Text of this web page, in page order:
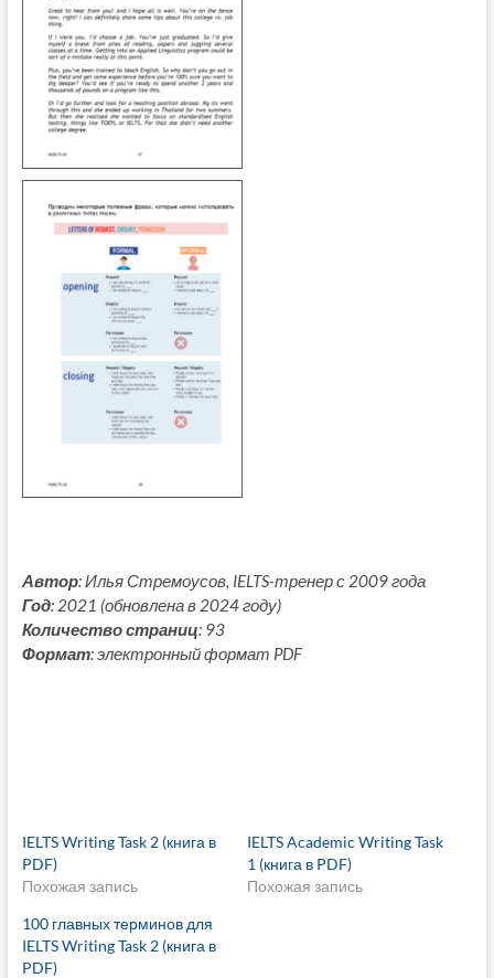
Автор: Илья Стремоусов, IELTS-тренер с 2009 года
Год: 2021 (обновлена в 2024 году)
Количество страниц: 93
Формат: электронный формат PDF
IELTS Writing Task 2 (книга в
PDF)
Похожая запись
IELTS Academic Writing Task
1 (книга в PDF)
Похожая запись
100 главных терминов для
IELTS Writing Task 2 (книга в
PDF)